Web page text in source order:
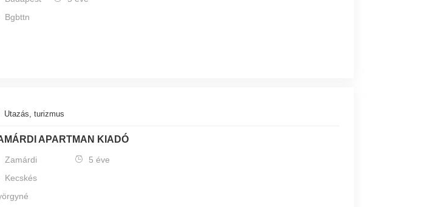
Bgbttn
Utazás, turizmus
APARTMAN KIADÓ
Zamárdi
5 éve
Kecskés